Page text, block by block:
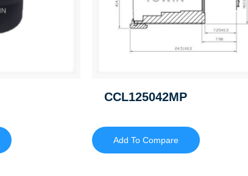
CCL125042MP
Add To Compare